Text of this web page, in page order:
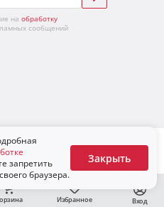
Избранное Вход
на обработку
сообщений
запретить
браузера.
Закрыть